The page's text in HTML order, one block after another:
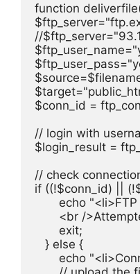
function
//
$conn_id =
// login with
$login_result =
// check
if ((!$conn_id) ||
echo
<br /
       exit;
   } else {
echo